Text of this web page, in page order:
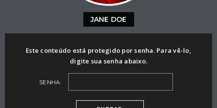
JANE DOE
Este conteúdo está protegido por senha. Para vê-lo,
digite sua senha abaixo.
SENHA: